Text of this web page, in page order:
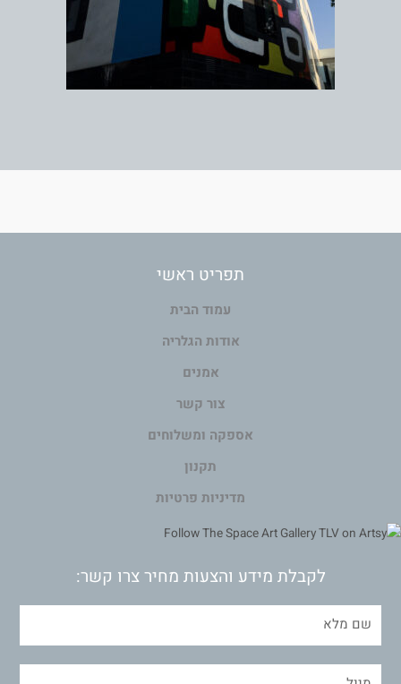
תפריט ראשי
עמוד הבית
אודות הגלריה
אמנים
צור קשר
אספקה ומשלוחים
תקנון
מדיניות פרטיות
לקבלת מידע והצעות מחיר צרו קשר: